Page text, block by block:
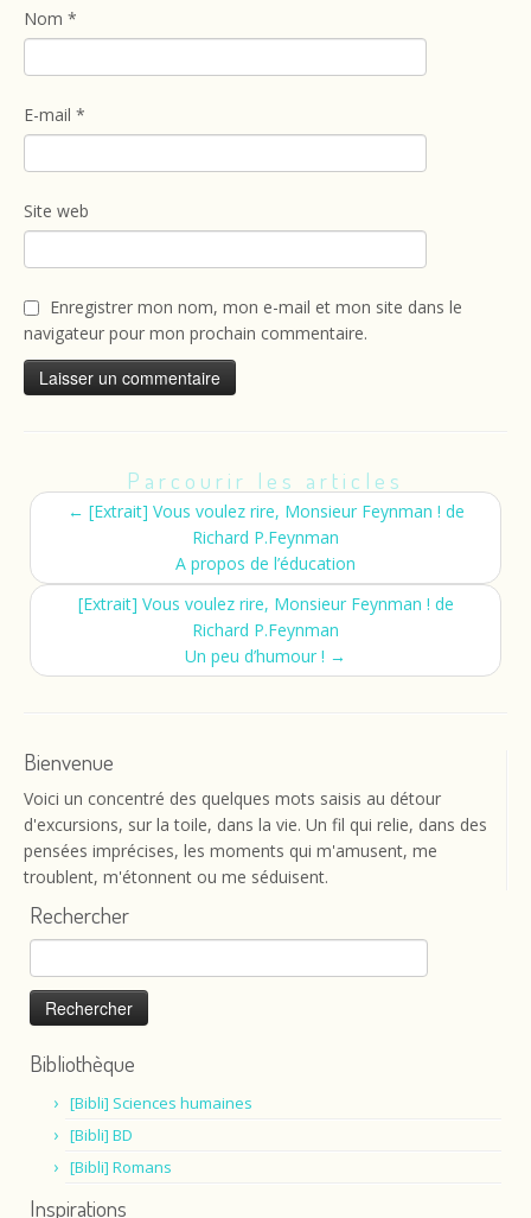
Nom *
E-mail *
Site web
Enregistrer mon nom, mon e-mail et mon site dans le
navigateur pour mon prochain commentaire.
Parcourir les articles
← [Extrait] Vous voulez rire, Monsieur Feynman ! de
Richard P.Feynman
A propos de l’éducation
[Extrait] Vous voulez rire, Monsieur Feynman ! de
Richard P.Feynman
Un peu d’humour ! →
Bienvenue
Voici un concentré des quelques mots saisis au détour
d'excursions, sur la toile, dans la vie. Un fil qui relie, dans des
pensées imprécises, les moments qui m'amusent, me
troublent, m'étonnent ou me séduisent.
Rechercher
Rechercher :
Bibliothèque
[Bibli] Sciences humaines
[Bibli] BD
[Bibli] Romans
Inspirations